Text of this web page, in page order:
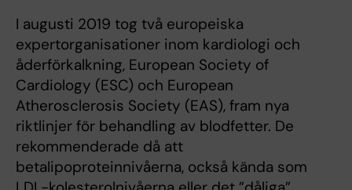
I augusti 2019 tog två europeiska
expertorganisationer inom kardiologi och
åderförkalkning, European Society of
Cardiology (ESC) och European
Atherosclerosis Society (EAS), fram nya
riktlinjer för behandling av blodfetter. De
rekommenderade då att
betalipoproteinnivåerna, också kända som